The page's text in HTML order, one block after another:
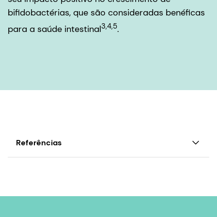
bifidobactérias, que são consideradas benéficas
para a saúde intestinal3,4,5.
Referências
fucosilactose e 3-fucosilactose de bioengenharia